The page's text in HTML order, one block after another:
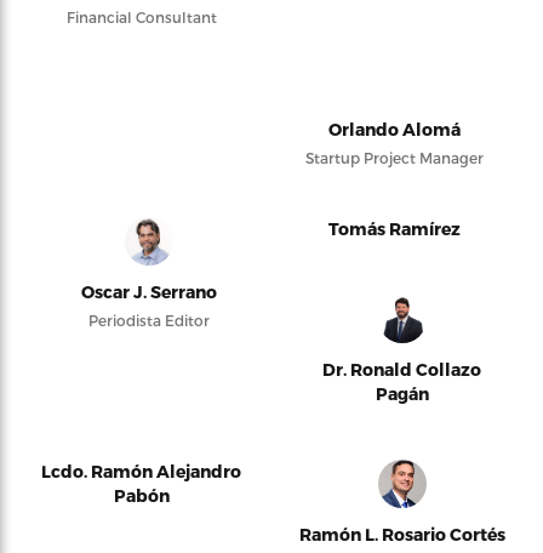
Financial Consultant
Orlando Alomá
Startup Project Manager
Oscar J. Serrano
Periodista Editor
Tomás Ramírez
Dr. Ronald Collazo
Pagán
Lcdo. Ramón Alejandro
Pabón
Ramón L. Rosario Cortés